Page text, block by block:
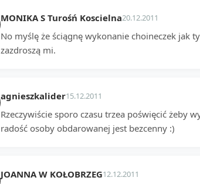
MONIKA S Turośń Koscielna20.12.2011
No myślę że ściągnę wykonanie choineczek jak
zazdroszą mi.
agnieszkalider15.12.2011
Rzeczywiście sporo czasu trzea poświęcić żeby
radość osoby obdarowanej jest bezcenny :)
JOANNA W KOŁOBRZEG12.12.2011